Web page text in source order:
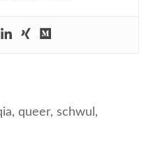
, queer, schwul ,